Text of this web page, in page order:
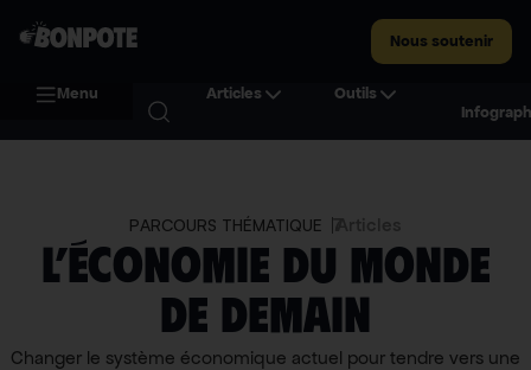
Nous soutenir
Menu Articles
Outils
PARCOURS THÉMATIQUE
L’économie du monde
de demain
Changer le système économique actuel pour tendre vers une